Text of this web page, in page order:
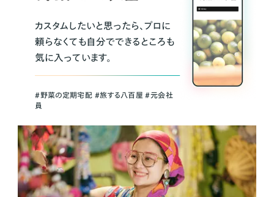
カスタムしたいと思ったら、プロに
頼らなくても自分でできるところも
気に入っています。
＃野菜の定期宅配 ＃旅する八百屋 ＃元会社
員